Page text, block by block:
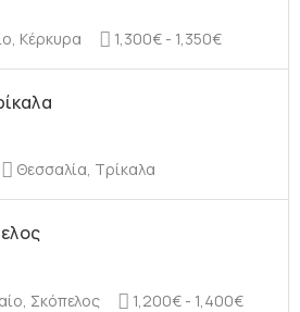
Κέρκυρα 1,300€ - 1,350€
Θεσσαλία, Τρίκαλα
Σκόπελος 1,200€ - 1,400€